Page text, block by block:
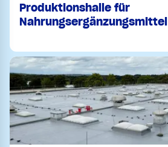
Produktionshalle für
Nahrungsergänzungsmittel